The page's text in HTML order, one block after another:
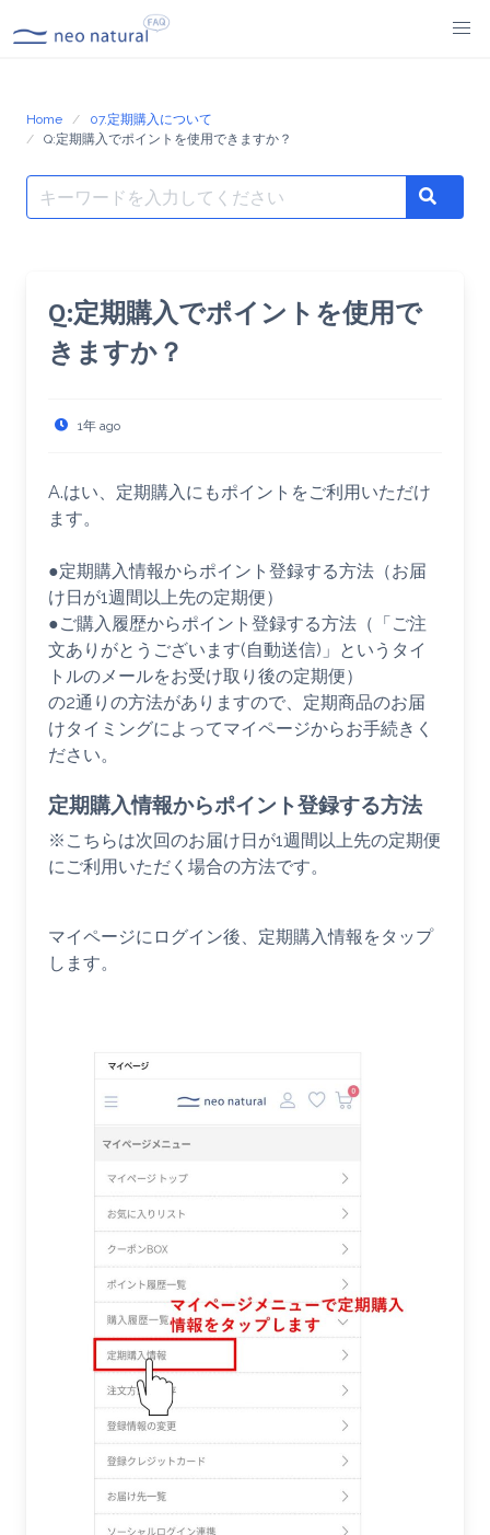
to
Home
07.定期購入について
Q:定期購入でポイントを使用できますか？
Search
for:
Search
Q:定期購入でポイントを使用で
きますか？
1年 ago
A.はい、定期購入にもポイントをご利用いただけ
ます。
●定期購入情報からポイント登録する方法（お届
け日が1週間以上先の定期便）
●ご購入履歴からポイント登録する方法（「ご注
文ありがとうございます(自動送信)」というタイ
トルのメールをお受け取り後の定期便）
の2通りの方法がありますので、定期商品のお届
けタイミングによってマイページからお手続きく
ださい。
定期購入情報からポイント登録する方法
※こちらは次回のお届け日が1週間以上先の定期便
にご利用いただく場合の方法です。
マイページにログイン後、定期購入情報をタップ
します。